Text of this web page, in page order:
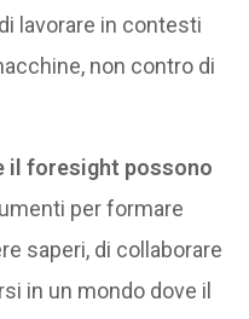
lavorare in contesti
non contro di
il foresight possono
per formare
saperi, di collaborare
in un mondo dove il